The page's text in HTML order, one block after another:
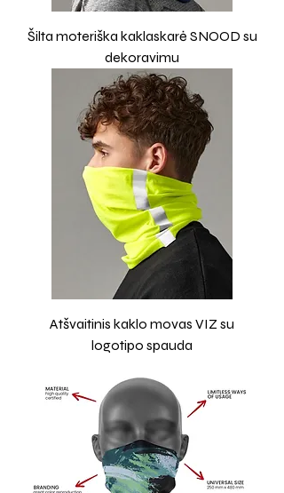
Šilta moteriška kaklaskarė SNOOD su
dekoravimu
Atšvaitinis kaklo movas VIZ su
logotipo spauda